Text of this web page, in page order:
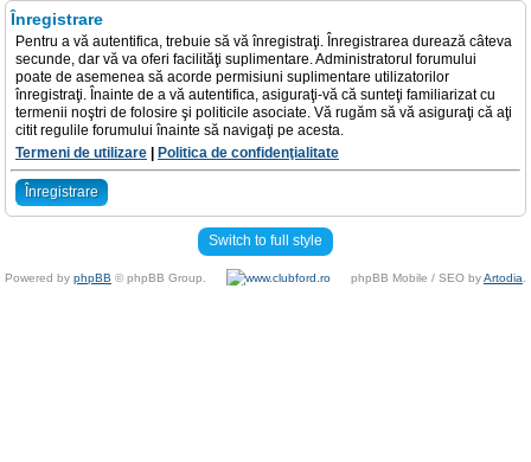
Înregistrare
Pentru a vă autentifica, trebuie să vă înregistraţi. Înregistrarea durează câteva
secunde, dar vă va oferi facilităţi suplimentare. Administratorul forumului
poate de asemenea să acorde permisiuni suplimentare utilizatorilor
înregistraţi. Înainte de a vă autentifica, asiguraţi-vă că sunteţi familiarizat cu
termenii noştri de folosire şi politicile asociate. Vă rugăm să vă asiguraţi că aţi
citit regulile forumului înainte să navigaţi pe acesta.
Termeni de utilizare
Politica de confidenţialitate
Înregistrare
Switch to full style
Powered by phpBB © phpBB Group. phpBB Mobile / SEO byArtodia